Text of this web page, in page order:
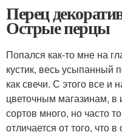
Перец
Острые перцы
Попался как-то мне на
кустик, весь усыпанный
как свечи. С этого все
цветочным магазинам,
сортов много, но часто
отличается от того, что